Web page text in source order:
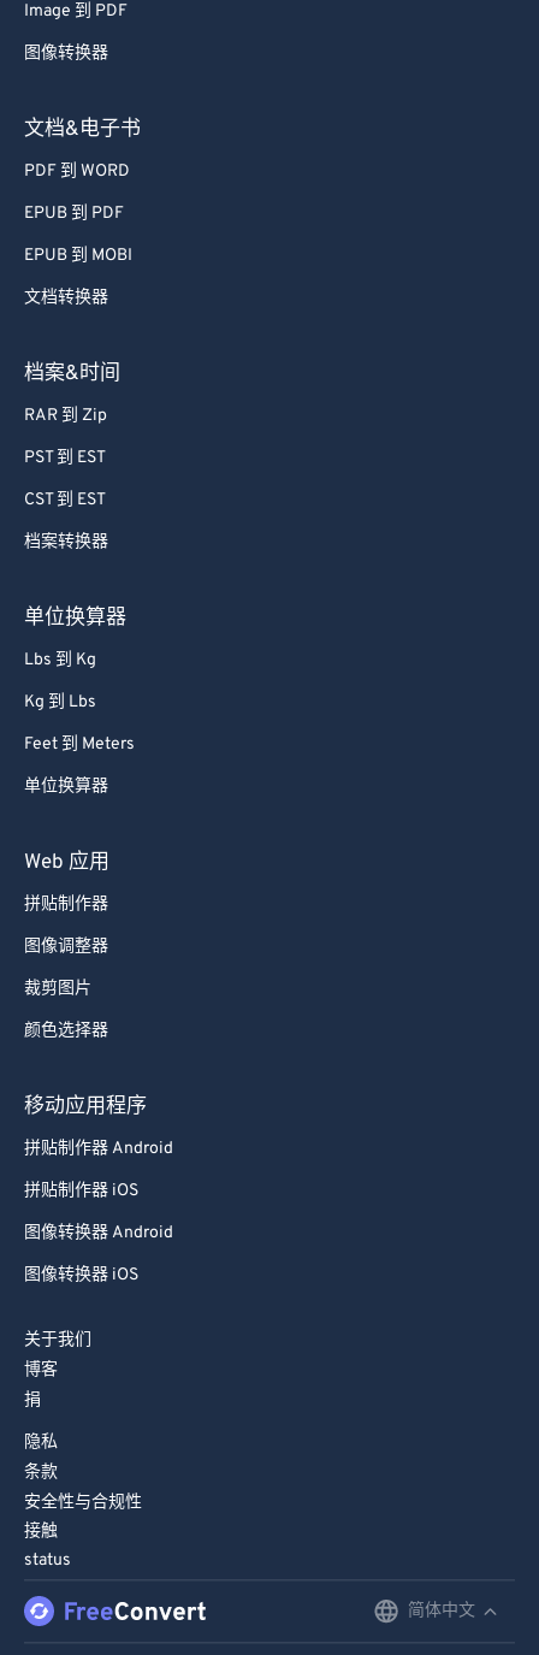
Image 到 PDF
图像转换器
文档&电子书
PDF 到 WORD
EPUB 到 PDF
EPUB 到 MOBI
文档转换器
档案&时间
RAR 到 Zip
PST 到 EST
CST 到 EST
档案转换器
单位换算器
Lbs 到 Kg
Kg 到 Lbs
Feet 到 Meters
单位换算器
Web 应用
拼贴制作器
图像调整器
裁剪图片
颜色选择器
移动应用程序
拼贴制作器 Android
拼贴制作器 iOS
图像转换器 Android
图像转换器 iOS
关于我们
博客
捐
隐私
条款
安全性与合规性
接触
status
简体中文